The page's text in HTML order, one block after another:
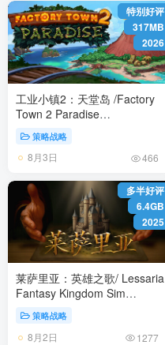
特别好评
317MB
2026
工业小镇2：天堂岛 /Factory
Town 2 Paradise
策略战略
8月3日 466
多半好评
6.4GB
2025
莱萨里亚：英雄之歌/ Lessaria
Fantasy Kingdom Sim
v1.0.1464 全DLC 免安装中文
版 策略战略
8月2日 1277